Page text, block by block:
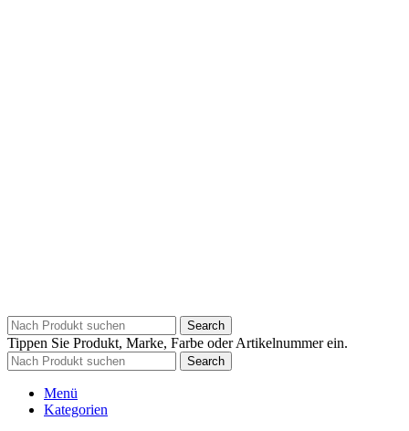
Search
Tippen Sie Produkt, Marke, Farbe oder Artikelnummer ein.
Search
Menü
Kategorien